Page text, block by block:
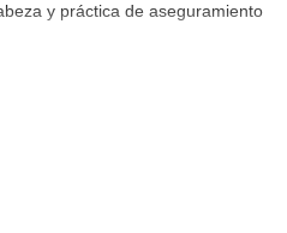
y práctica de aseguramiento
libre
escalada al aire libre
autónomo